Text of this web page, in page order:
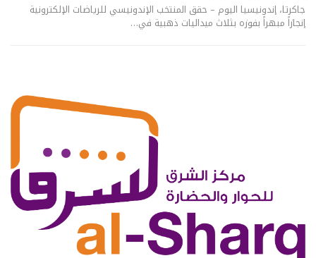
جاكرتا، إندونيسيا اليوم – حقق المنتخب الإندونيسي للرياضات الإلكترونية
إنجازاً مبهراً بفوزه بثلاث ميداليات ذهبية في…